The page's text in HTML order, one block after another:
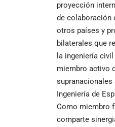
proyección
de colaboración
otros países y
bilaterales que
la ingeniería
miembro activo
Ingeniería de
Como miembro
comparte